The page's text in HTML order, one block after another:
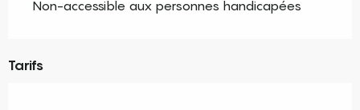
Non-accessible aux personnes handicapées
Tarifs